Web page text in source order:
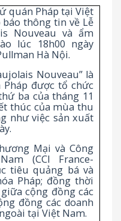
quán Pháp tại Việt
thông tin về Lễ
Nouveau và ẩm
lúc 18h00 ngày
Hà Nội.
Nouveau” là
được tổ chức
ba của tháng 11
thúc của mùa thu
như việc sản xuất
Mại và Công
(CCI France-
tiêu quảng bá và
Pháp; đồng thời
cộng đồng các
đồng các doanh
tại Việt Nam.